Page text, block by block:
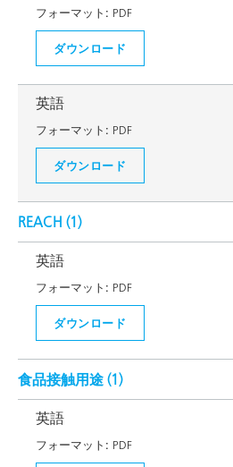
フォーマット: PDF
ダウンロード
英語
フォーマット: PDF
ダウンロード
REACH (1)
英語
フォーマット: PDF
ダウンロード
食品接触用途 (1)
英語
フォーマット: PDF